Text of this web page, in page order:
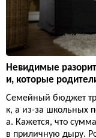
Невидимые
и, которые
Семейный бюджет
к, а из-за школьных
а. Кажется, что
в приличную дыру.